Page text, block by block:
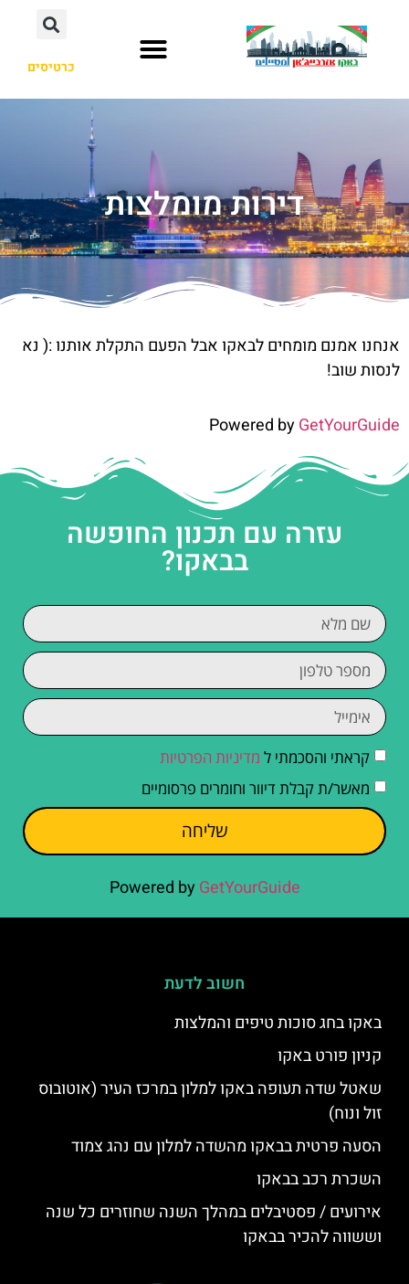
כרטיסים
דירות מומלצות
אנחנו אמנם מומחים לבאקו אבל הפעם התקלת אותנו :( נא
לנסות שוב!
Powered byGetYourGuide
עזרה עם תכנון החופשה
בבאקו?
קראתי והסכמתי ל מדיניות הפרטיות
מאשר/ת קבלת דיוור וחומרים פרסומיים
שליחה
Powered by GetYourGuide
חשוב לדעת
באקו בחג סוכות טיפים והמלצות
קניון פורט באקו
שאטל שדה תעופה באקו למלון במרכז העיר (אוטובוס
זול ונוח)
הסעה פרטית בבאקו מהשדה למלון עם נהג צמוד
השכרת רכב בבאקו
אירועים / פסטיבלים במהלך השנה שחוזרים כל שנה
וששווה להכיר בבאקו